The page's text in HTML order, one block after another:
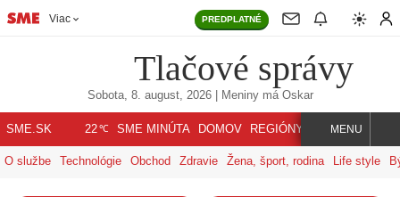
Viac PREDPLATNÉ
Tlačové správy
Sobota, 8. august, 2026| Meniny má Oskar
SME.SK 22℃ SME MINÚTA DOMOV REGIÓNY INDEX SVET
MENU
O službe Technológie Obchod Zdravie Žena, šport, rodina Life style